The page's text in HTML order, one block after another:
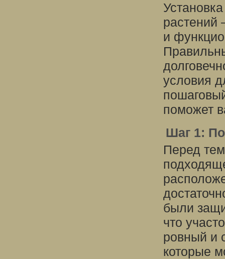
растений
и
условия
поможет
Шаг 1:
Перед
были
что
ровный и
которые